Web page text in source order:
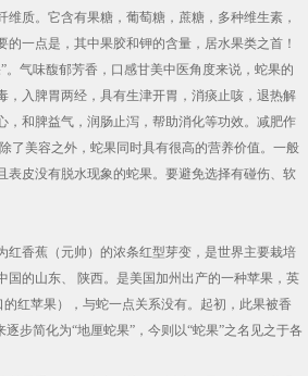
维质。它含有果糖，葡萄糖，蔗糖，多种维生素，
的一点是，其中果胶和钾的含量，居水果类之首！
。气味馥郁芳香，口感甘美中医角度来说，蛇果的
，入脾胃两经，具有生津开胃，消痰止咳，退热解
，和脾益气，润肠止泻，帮助消化等功效。减肥作
了美容之外，蛇果同时具有很高的营养价值。一般
表皮没有脱水现象的蛇果。要避免选择有碰伤、软
香蕉（元帅）的浓条红型芽变，是世界主要栽培
国的山东、 陕西。是美国加州出产的一种苹果，英
的红苹果），与蛇一点关系没有。起初，此果被香
步简化为“地厘蛇果”，今则以“蛇果”之名见之于各